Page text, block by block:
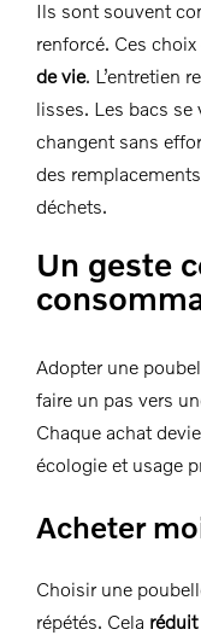
Ils sont souvent
renforcé. Ces
de vie. L’entretien
lisses. Les bacs
changent sans
des
déchets.
Un geste
Adopter une
faire un pas vers
Chaque achat
écologie et usage
Acheter
Choisir une
répétés. Cela